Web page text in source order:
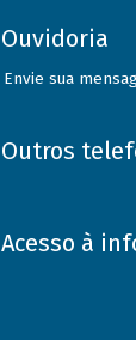
Ouvidoria
Envie sua
Outros
Acesso à